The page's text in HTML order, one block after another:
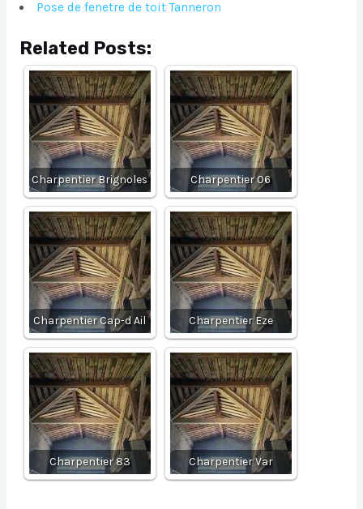
Pose de fenetre de toit Tanneron
Related Posts:
Charpentier Brignoles Charpentier 06
Charpentier Cap-d Ail Charpentier Eze
Charpentier 83 Charpentier Var